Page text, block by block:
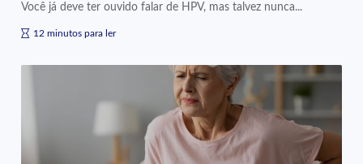
Você já deve ter ouvido falar de HPV, mas talvez nunca...
12 minutos para ler